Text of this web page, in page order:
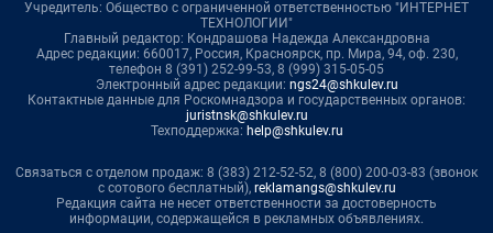
Учредитель: Общество с ограниченной ответственностью "ИНТЕРНЕТ
ТЕХНОЛОГИИ"
Главный редактор: Кондрашова Надежда Александровна
Адрес редакции: 660017, Россия, Красноярск, пр. Мира, 94, оф. 230,
телефон 8 (391) 252-99-53, 8 (999) 315-05-05
Электронный адрес редакции: ngs24@shkulev.ru
Контактные данные для Роскомнадзора и государственных органов:
juristnsk@shkulev.ru
Техподдержка: help@shkulev.ru
Связаться с отделом продаж: 8 (383) 212-52-52, 8 (800) 200-03-83 (звонок
с сотового бесплатный), reklamangs@shkulev.ru
Редакция сайта не несет ответственности за достоверность
информации, содержащейся в рекламных объявлениях.